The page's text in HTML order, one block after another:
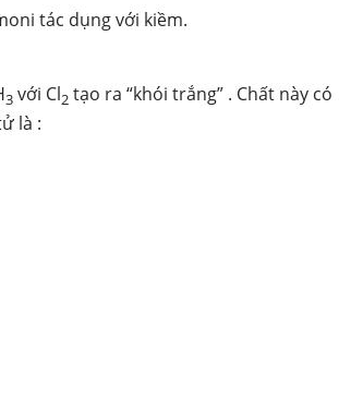
tác dụng với kiềm.
3 với Cl2 tạo ra “khói trắng” . Chất này có
là :